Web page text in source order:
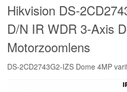
PRODUCTEN
SUPPORT
RMA
Hikvision DS-
D/N IR WDR 3-Axis
Motorzoomlens
DS-2CD2743G2-IZS Dome 4MP